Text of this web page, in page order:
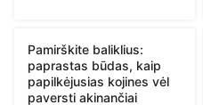
Pamirškite baliklius:
paprastas būdas, kaip
papilkėjusias kojines vėl
paversti akinančiai